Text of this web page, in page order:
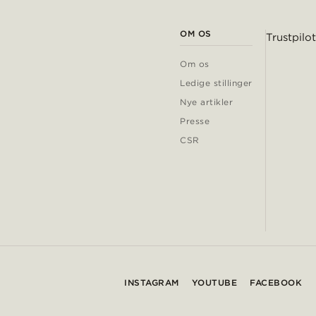
OM OS
Om os
Ledige stillinger
Nye artikler
Presse
CSR
Trustpilot
INSTAGRAM YOUTUBE FACEBOOK